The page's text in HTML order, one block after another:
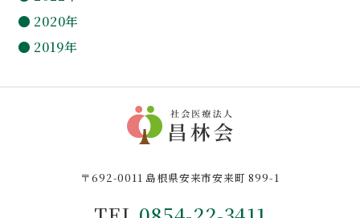
2020年
2019年
〒692-0011 島根県安来市安来町 899-1